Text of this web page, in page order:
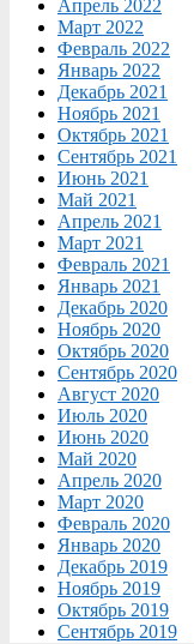
Апрель 2022
Март 2022
Февраль 2022
Январь 2022
Декабрь 2021
Ноябрь 2021
Октябрь 2021
Сентябрь 2021
Июнь 2021
Май 2021
Апрель 2021
Март 2021
Февраль 2021
Январь 2021
Декабрь 2020
Ноябрь 2020
Октябрь 2020
Сентябрь 2020
Август 2020
Июль 2020
Июнь 2020
Май 2020
Апрель 2020
Март 2020
Февраль 2020
Январь 2020
Декабрь 2019
Ноябрь 2019
Октябрь 2019
Сентябрь 2019